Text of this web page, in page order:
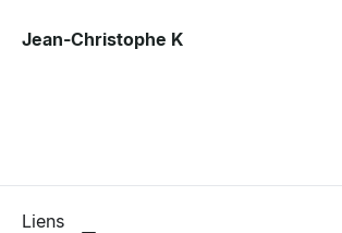
Jean-Christophe K
Liens